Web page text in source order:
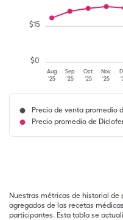
Aug
'25
Sep
'25
Oct
'25
Nov
'25
$0
$15
Precio de venta promedio
Precio promedio de
Nuestras métricas de historial
agregados de las recetas
participantes. Esta tabla se